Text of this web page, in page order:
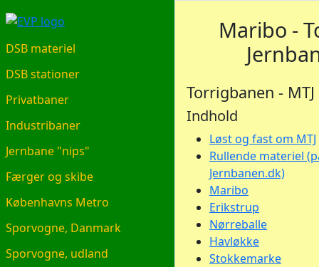
EVP.DK
DSB materiel
DSB stationer
Privatbaner
Industribaner
Jernbane "nips"
Færger og skibe
Københavns Metro
Sporvogne, Danmark
Sporvogne, udland
Maribo -
Torrigbanen - MTJ
Indhold
Løst og fast om MTJ
Rullende materiel
Jernbanen.dk)
Maribo
Erikstrup
Nørreballe
Havløkke
Stokkemarke